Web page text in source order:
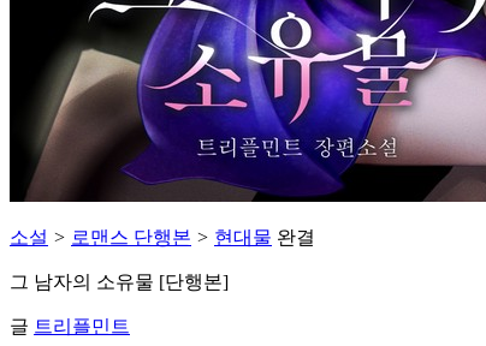
소설 > 로맨스 단행본 > 현대물 완결
그 남자의 소유물 [단행본]
글 트리플민트